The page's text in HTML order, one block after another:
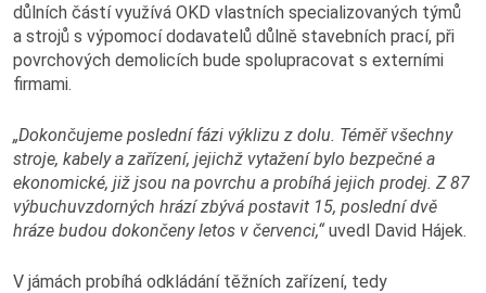
Fotogalerie
Kontakty
důlních částí využívá OKD vlastních specializovaných týmů
a strojů s výpomocí dodavatelů důlně stavebních prací, při
povrchových demolicích bude spolupracovat s externími
firmami.
„Dokončujeme poslední fázi výklizu z dolu. Téměř všechny
stroje, kabely a zařízení, jejichž vytažení bylo bezpečné a
ekonomické, již jsou na povrchu a probíhá jejich prodej. Z 87
výbuchuvzdorných hrází zbývá postavit 15, poslední dvě
hráze budou dokončeny letos v červenci,“uvedl David Hájek.
V jámách probíhá odkládání těžních zařízení, tedy